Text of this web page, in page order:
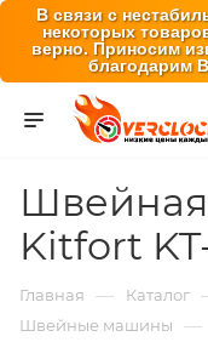
В связи с
некоторых
верно. Приносим
благодарим
Kitfort
Главная — Каталог
Швейные машины —